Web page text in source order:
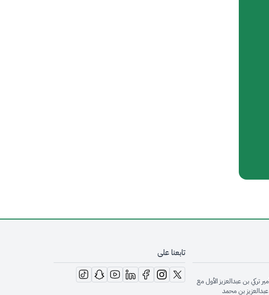
تركي بن عبدالعزيز الأول مع
بن محمد
تابعنا على
opens in new window
opens in new window
opens in new window
opens in new window
opens in new window
opens in new window
opens in new window